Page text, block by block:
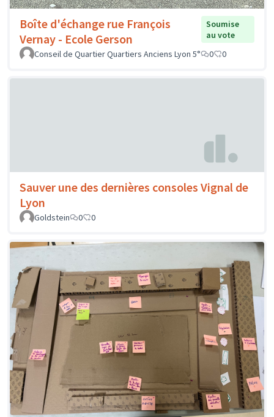
Boîte d'échange rue François
Vernay - Ecole Gerson
Soumise
au vote
Conseil de Quartier Quartiers Anciens Lyon 5°
0 0
Sauver une des dernières consoles Vignal de
Lyon
Goldstein 0 0